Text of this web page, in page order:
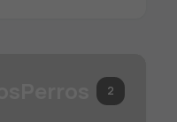
2